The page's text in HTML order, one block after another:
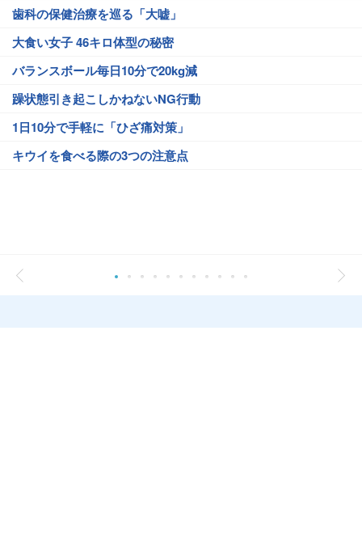
歯科の保健治療を巡る「大嘘」
大食い女子 46キロ体型の秘密
バランスボール毎日10分で20kg減
躁状態引き起こしかねないNG行動
1日10分で手軽に「ひざ痛対策」
キウイを食べる際の3つの注意点